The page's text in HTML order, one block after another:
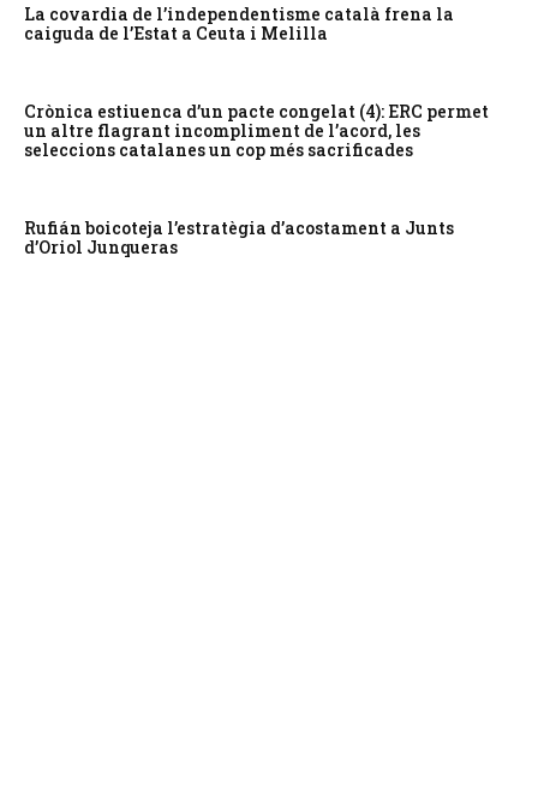
La covardia de l’independentisme català frena la
caiguda de l’Estat a Ceuta i Melilla
Crònica estiuenca d’un pacte congelat (4): ERC permet
un altre flagrant incompliment de l’acord, les
seleccions catalanes un cop més sacrificades
Rufián boicoteja l’estratègia d’acostament a Junts
d’Oriol Junqueras